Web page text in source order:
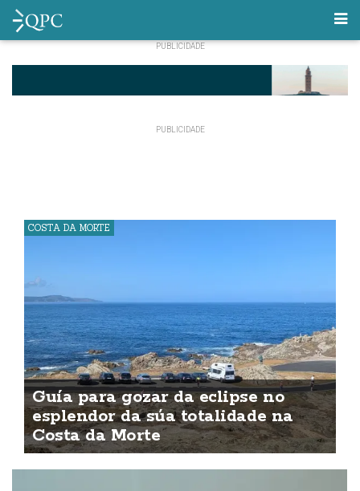
COSTA DA MORTE
Guía para gozar da eclipse no
esplendor da súa totalidade na
Costa da Morte